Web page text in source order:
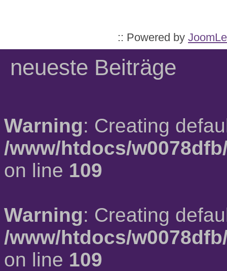
:: Powered by
neueste Beiträge
Warning: Creating
/www/htdocs/
on line 109
Warning: Creating
/www/htdocs/
on line 109